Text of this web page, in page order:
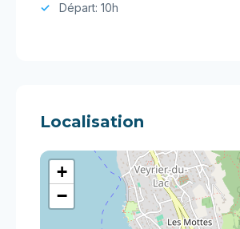
Départ: 10h
Localisation
+
−